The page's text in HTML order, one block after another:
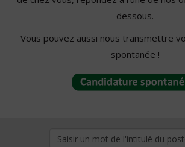
dessous.
Vous pouvez aussi nous transmettre
spontanée !